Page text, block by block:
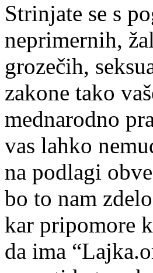
Strinjate se s
neprimernih,
grozečih,
zakone tako
mednarodno
vas lahko
na podlagi
bo to nam
kar pripomore
da ima